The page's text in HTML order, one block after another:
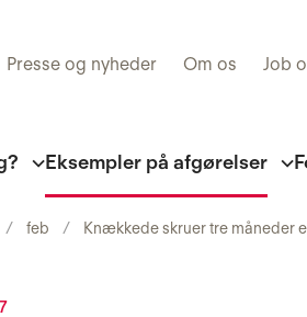
Presse og nyheder Om os Job
Eksempler på afgørelser
feb Knækkede skruer tre måneder